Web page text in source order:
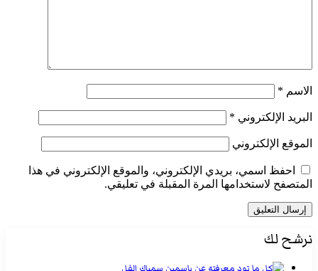
الاسم *
البريد الإلكتروني *
الموقع الإلكتروني
احفظ اسمي، بريدي الإلكتروني، والموقع الإلكتروني في هذا
المتصفح لاستخدامها المرة المقبلة في تعليقي.
نرشح لك